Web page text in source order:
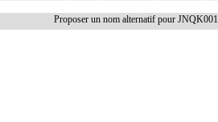
Proposer un nom alternatif pour JNQK001